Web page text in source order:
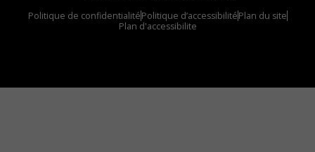
Politique de confidentialitéPolitique d’accessibilitéPlan du site
Plan d'accessibilite